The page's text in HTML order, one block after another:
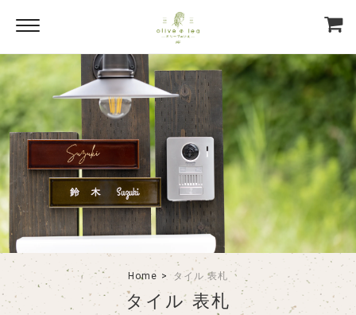
Home タイル 表札
タイル 表札